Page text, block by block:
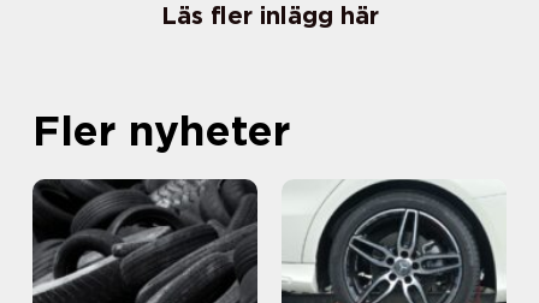
Läs fler inlägg här
Fler nyheter